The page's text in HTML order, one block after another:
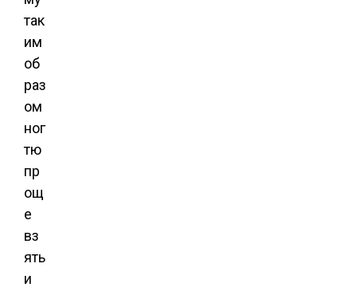
так
им
об
раз
ом
ног
тю
пр
ощ
е
вз
ять
и